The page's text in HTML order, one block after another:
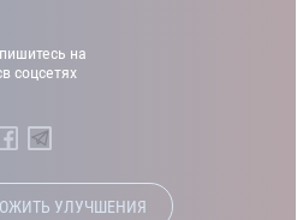
на
соцсетях
УЛУЧШЕНИЯ